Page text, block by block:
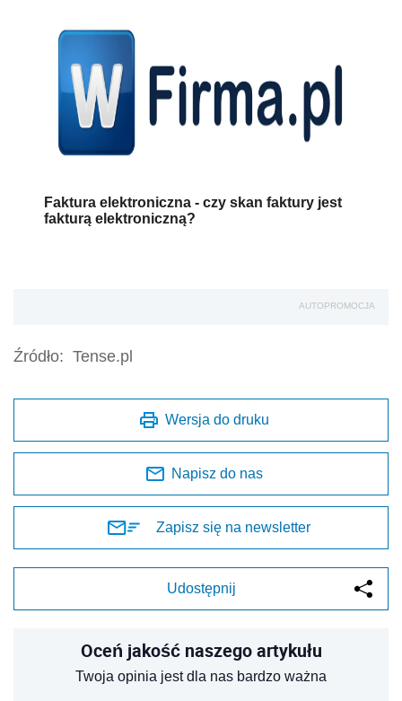
Faktura elektroniczna - czy skan faktury jest
fakturą elektroniczną?
AUTOPROMOCJA
Źródło: Tense.pl
Wersja do druku
Napisz do nas
Zapisz się na newsletter
Udostępnij
Oceń jakość naszego artykułu
Twoja opinia jest dla nas bardzo ważna